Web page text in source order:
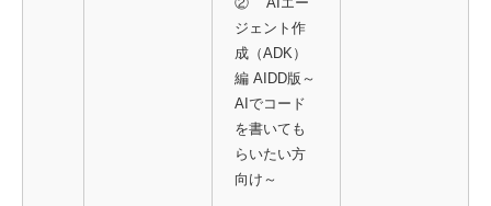
ジェント作
成（ADK）
編 AIDD版～
AIでコード
を書いても
らいたい方
向け～